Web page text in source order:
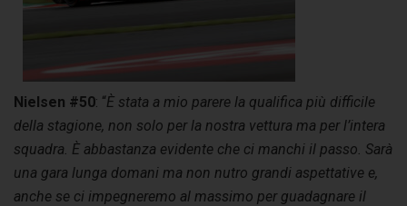
Nielsen #50: “È stata a mio parere la qualifica più difficile
della stagione, non solo per la nostra vettura ma per l’intera
squadra. È abbastanza evidente che ci manchi il passo. Sarà
una gara lunga domani ma non nutro grandi aspettative e,
anche se ci impegneremo al massimo per guadagnare il